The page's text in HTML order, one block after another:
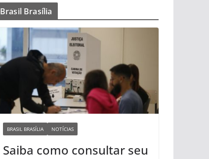
Brasil Brasília
BRASIL BRASÍLIA NOTÍCIAS
Saiba como consultar seu